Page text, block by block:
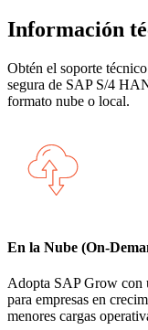
Información
Obtén el soporte
segura de SAP S/4
formato nube o local.
En la Nube (On-
Adopta SAP Grow con
para empresas en
menores cargas